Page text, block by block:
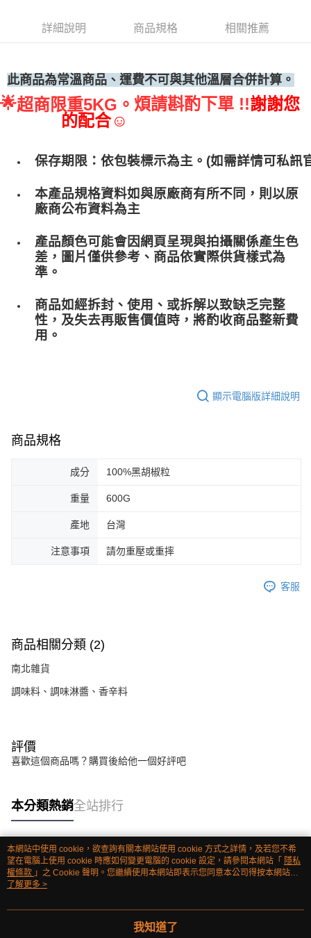
每筆NT$60，滿NT$699(含以上)免運費
每筆NT$60，滿NT$699(含以上)免運費
(請點開選項勾選)
每筆NT$250
詳細說明 商品規格 相關推薦
此商品為常溫商品、運費不可與其他溫層合併計算。
🌟超商限重5KG。 煩請斟酌下單 !!謝謝您
的配合☺
保存期限：依包裝標示為主。(如需詳情可私訊
本產品規格資料如與原廠商有所不同，則以原
廠商公布資料為主
產品顏色可能會因網頁呈現與拍攝關係產生色
差，圖片僅供參考、商品依實際供貨樣式為
準。
商品如經拆封、使用、或拆解以致缺乏完整
性，及失去再販售價值時，將酌收商品整﻿新費
用。
顯示電腦版詳細說明
商品規格
成分 100%黑胡椒粒
重量 600G
產地 台灣
注意事項 請勿重壓或重摔
客服
商品相關分類 (2)
南北雜貨
調味料、調味淋醬、香辛料
評價
喜歡這個商品嗎？購買後給他一個好評吧
本分類熱銷全站排行
熱門標籤
本網站中使用 cookie，欲查詢有關本網站使用 cookie 方式之詳情，及若您不希
望在電腦上使用 cookie 時應如何變更電腦的 cookie 設定，請參閱本網站「 隱私
權條款 」之 Cookie 聲明。您繼續使用本網站即表示您同意本公司得按本網站使
用條款之 Cookie 聲明使用 cookie。
了解更多 >
我知道了